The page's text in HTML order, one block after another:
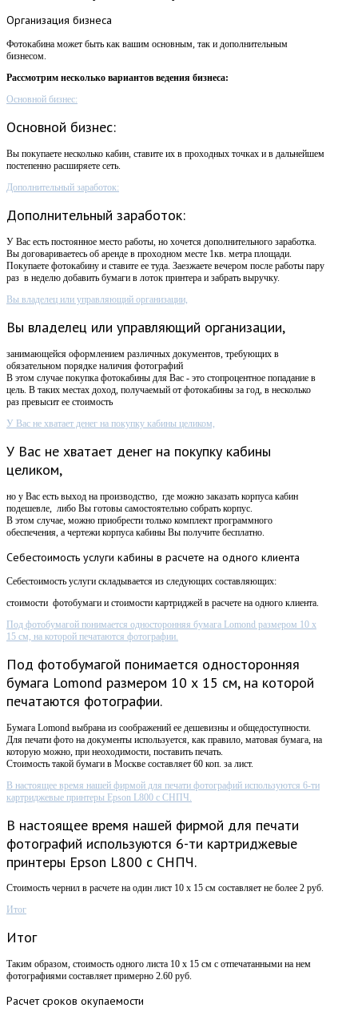
Организация бизнеса
Фотокабина может быть как вашим основным, так и дополнительным
бизнесом.
Рассмотрим несколько вариантов ведения бизнеса:
Основной бизнес:
Основной бизнес:
Вы покупаете несколько кабин, ставите их в проходных точках и в дальнейшем
постепенно расширяете сеть.
Дополнительный заработок:
Дополнительный заработок:
У Вас есть постоянное место работы, но хочется дополнительного заработка.
Вы договариваетесь об аренде в проходном месте 1кв. метра площади.
Покупаете фотокабину и ставите ее туда. Заезжаете вечером после работы пару
раз в неделю добавить бумаги в лоток принтера и забрать выручку.
Вы владелец или управляющий организации,
Вы владелец или управляющий организации,
занимающейся оформлением различных документов, требующих в
обязательном порядке наличия фотографий
В этом случае покупка фотокабины для Вас - это стопроцентное попадание в
цель. В таких местах доход, получаемый от фотокабины за год, в несколько
раз превысит ее стоимость
У Вас не хватает денег на покупку кабины целиком,
У Вас не хватает денег на покупку кабины
целиком,
но у Вас есть выход на производство, где можно заказать корпуса кабин
подешевле, либо Вы готовы самостоятельно собрать корпус.
В этом случае, можно приобрести только комплект программного
обеспечения, а чертежи корпуса кабины Вы получите бесплатно.
Себестоимость услуги кабины в расчете на одного клиента
Себестоимость услуги складывается из следующих составляющих:
стоимости фотобумаги и стоимости картриджей в расчете на одного клиента.
Под фотобумагой понимается односторонняя бумага Lomond размером 10 х
15 см, на которой печатаются фотографии.
Под фотобумагой понимается односторонняя
бумага Lomond размером 10 х 15 см, на которой
печатаются фотографии.
Бумага Lomond выбрана из соображений ее дешевизны и общедоступности.
Для печати фото на документы используется, как правило, матовая бумага, на
которую можно, при неоходимости, поставить печать.
Стоимость такой бумаги в Москве составляет 60 коп. за лист.
В настоящее время нашей фирмой для печати фотографий используются 6-ти
картриджевые принтеры Epson L800 с СНПЧ.
В настоящее время нашей фирмой для печати
фотографий используются 6-ти картриджевые
принтеры Epson L800 с СНПЧ.
Стоимость чернил в расчете на один лист 10 х 15 см составляет не более 2 руб.
Итог
Итог
Таким образом, стоимость одного листа 10 х 15 см с отпечатанными на нем
фотографиями составляет примерно 2.60 руб.
Расчетсроков окупаемости